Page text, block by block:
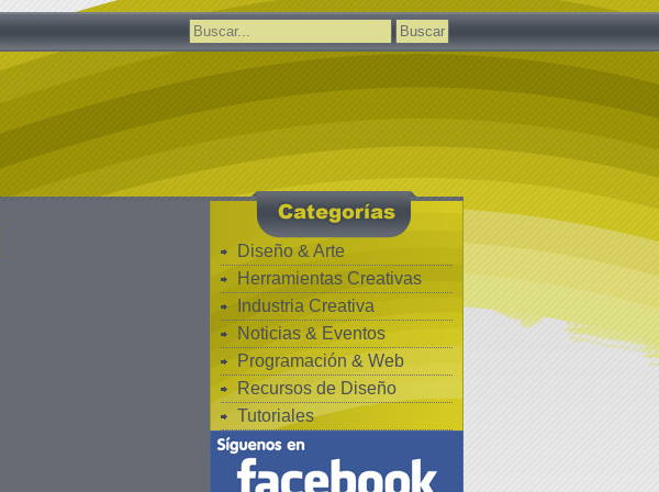
Buscar:
Diseño & Arte
Herramientas Creativas
Industria Creativa
Noticias & Eventos
Programación & Web
Recursos de Diseño
Tutoriales